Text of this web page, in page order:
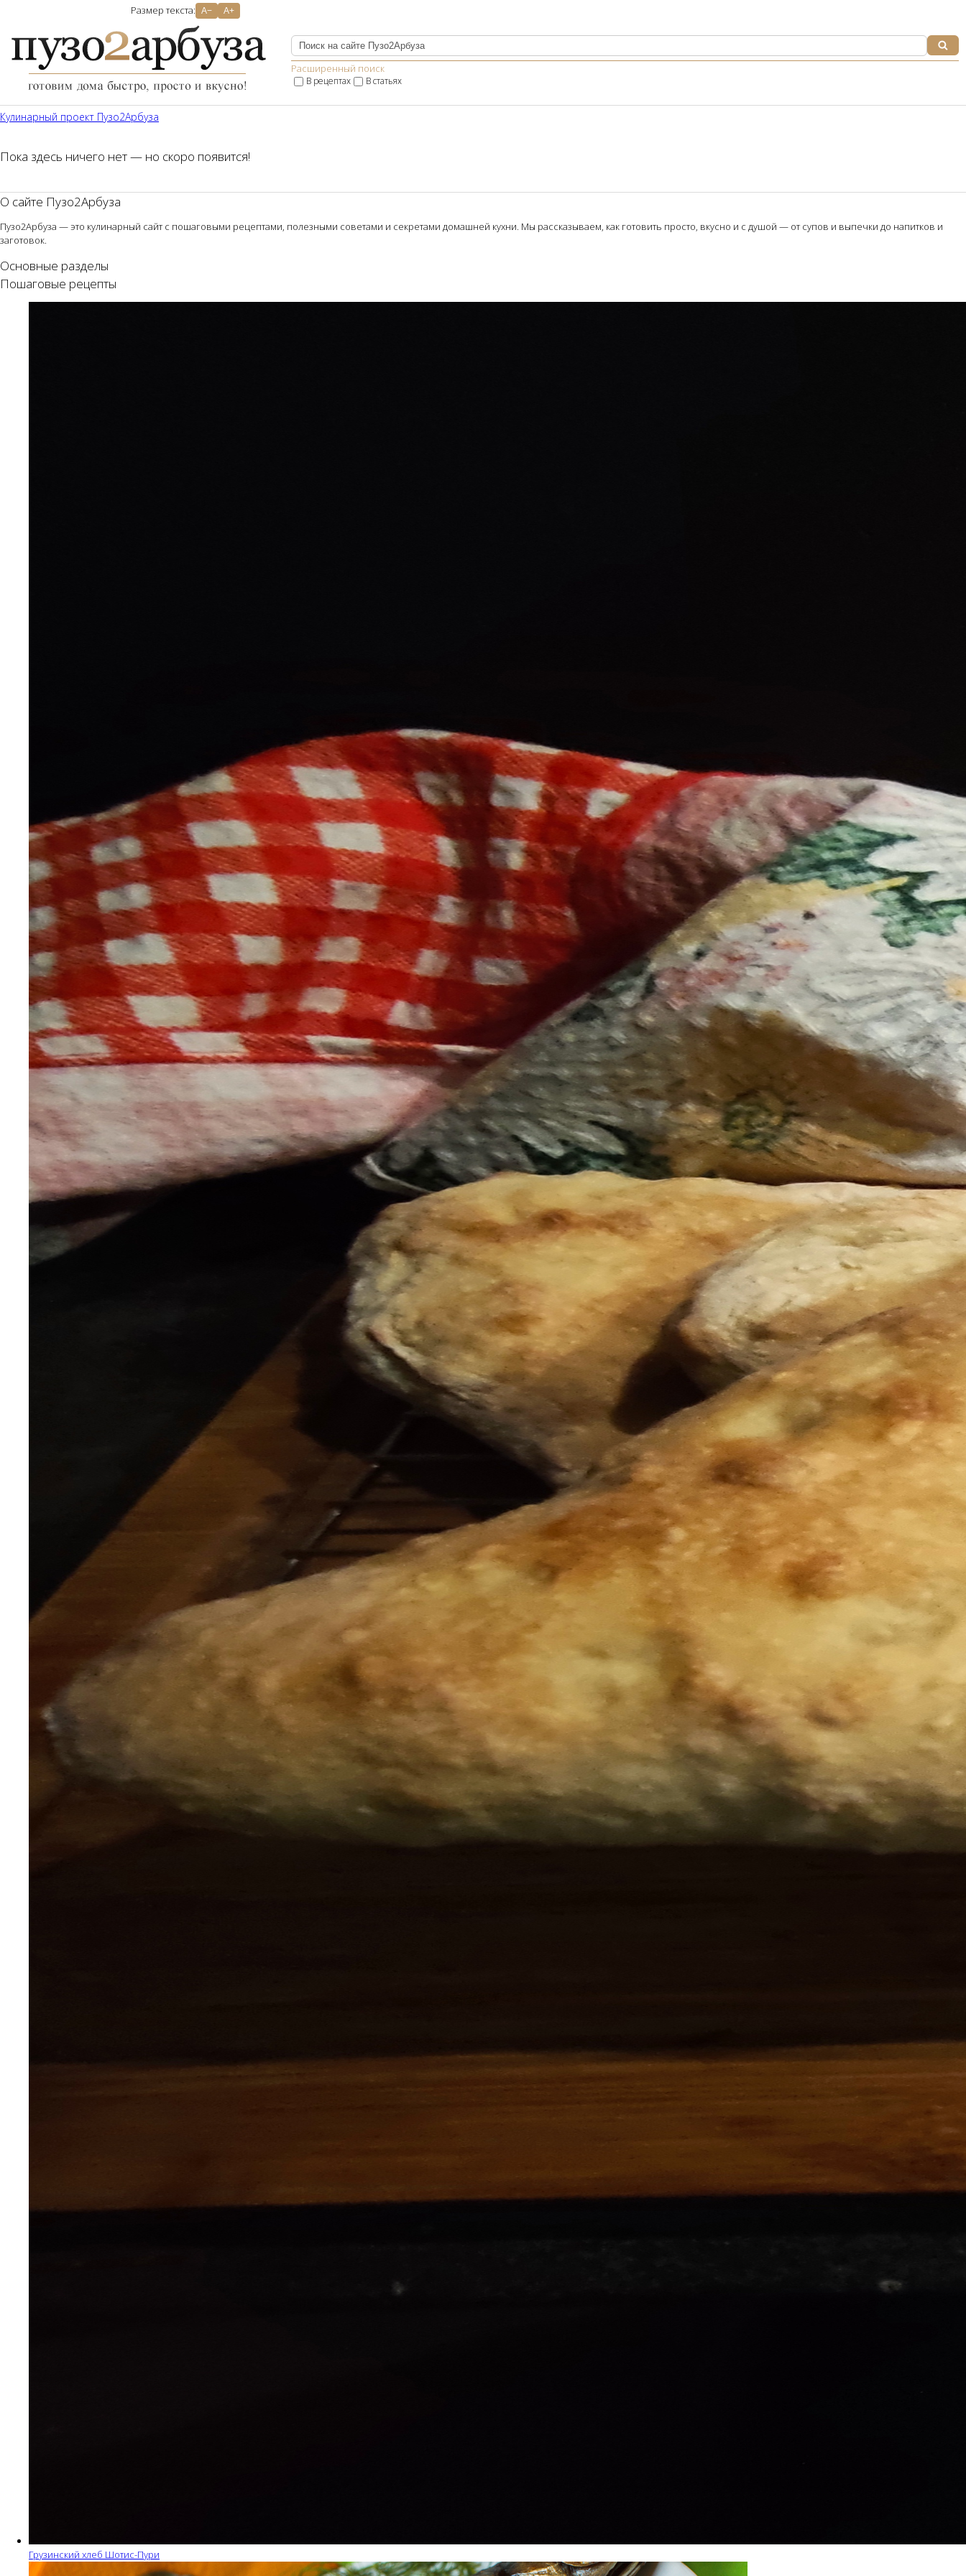
Размер текста: A− A+
Расширенный поиск
В рецептах В статьях
Кулинарный проект Пузо2Aрбуза
Пока здесь ничего нет — но скоро появится!
О сайте Пузо2Арбуза
Пузо2Арбуза — это кулинарный сайт с пошаговыми рецептами, полезными советами и секретами домашней кухни. Мы рассказываем, как готовить просто, вкусно и с душой — от супов и выпечки до напитков и
заготовок.
Основные разделы
Пошаговые рецепты
Грузинский хлеб Шотис-Пури